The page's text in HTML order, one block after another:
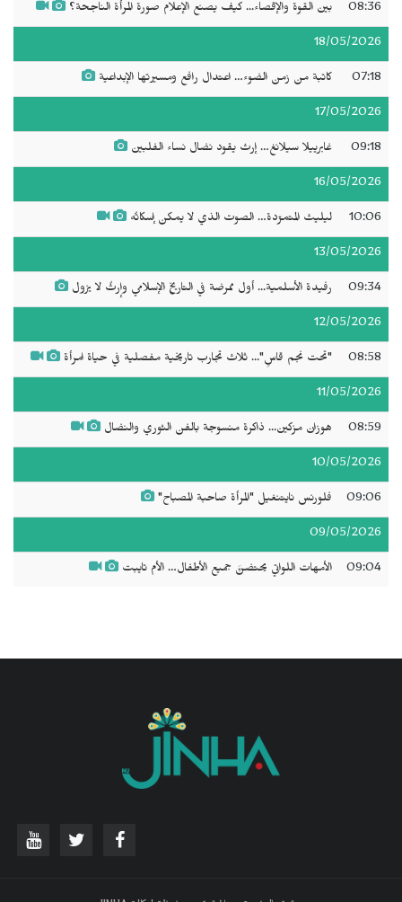
08:36 بين القوة والإقصاء... كيف يصنع الإعلام صورة المرأة الناجحة؟
18/05/2026
07:18 كاتبة من زمن الضوء… اعتدال رافع ومسيرتها الإبداعية
17/05/2026
09:18 غابرييلا سيلانغ… إرث يقود نضال نساء الفلبين
16/05/2026
10:06 ليليث المتمرّدة… الصوت الذي لا يمكن إسكاتُه
13/05/2026
09:34 رفيدة الأسلمية... أول ممرضة في التاريخ الإسلامي وإرثٌ لا يزول
12/05/2026
08:58 "تحت نجم قاسٍ"... ثلاث تجارب تاريخية مفصلية في حياة امرأة
11/05/2026
08:59 هوزان مزكين... ذاكرة منسوجة بالفن الثوري والنضال
10/05/2026
09:06 فلورنس نايتنغيل "المرأة صاحبة المصباح"
09/05/2026
09:04 الأمهات اللواتي يحتضنَّ جميع الأطفال… الأم تايبت